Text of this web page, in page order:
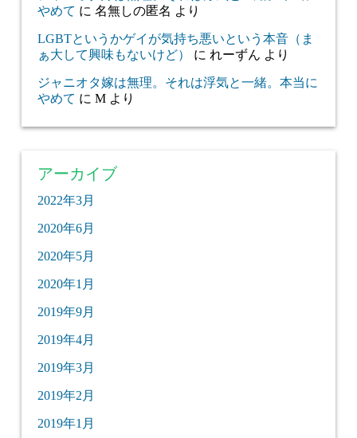
やめて に 名無しの匿名 より
LGBTというかゲイが気持ち悪いという本音（ま
ぁ大して興味もないけど）
に れーずん より
ジャニオタ嫁は無理。それは浮気と一緒。本当に
やめて に Mより
アーカイブ
2022年3月
2020年6月
2020年5月
2020年1月
2019年9月
2019年4月
2019年3月
2019年2月
2019年1月